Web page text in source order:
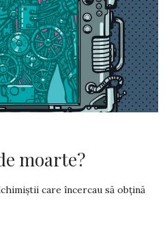
moarte?
care încercau să obțină